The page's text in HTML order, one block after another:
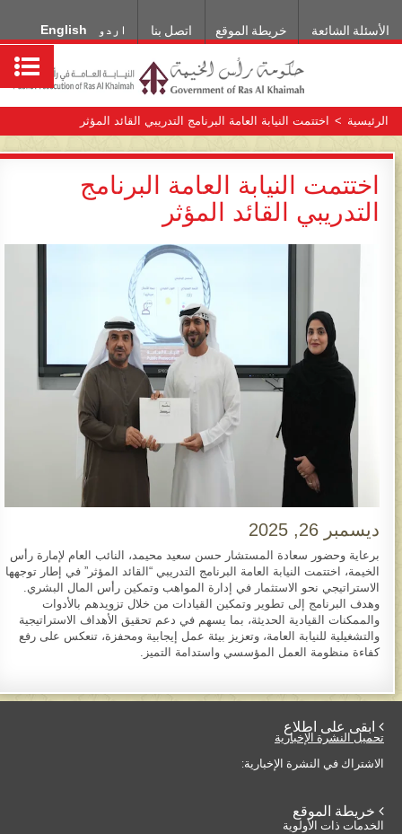
اردو English اتصل بنا خريطة الموقع الأسئلة الشائعة
الرئيسية > اختتمت النيابة العامة البرنامج التدريبي القائد المؤثر
اختتمت النيابة العامة البرنامج
التدريبي القائد المؤثر
ديسمبر 26, 2025
برعاية وحضور سعادة المستشار حسن سعيد محيمد، النائب العام لإمارة رأس
الخيمة، اختتمت النيابة العامة البرنامج التدريبي “القائد المؤثر” في إطار توجهها
الاستراتيجي نحو الاستثمار في إدارة المواهب وتمكين رأس المال البشري.
وهدف البرنامج إلى تطوير وتمكين القيادات من خلال تزويدهم بالأدوات
والممكنات القيادية الحديثة، بما يسهم في دعم تحقيق الأهداف الاستراتيجية
والتشغيلية للنيابة العامة، وتعزيز بيئة عمل إيجابية ومحفزة، تنعكس على رفع
كفاءة منظومة العمل المؤسسي واستدامة التميز.
 ابقى على اطلاع
تحميل النشرة الإخبارية
الاشتراك في النشرة الإخبارية:
 خريطة الموقع
الخدمات ذات الأولوية